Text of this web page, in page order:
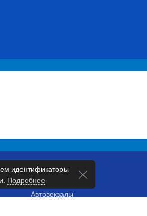
Справочник
Автовокзалы
идентификаторы
Подробнее